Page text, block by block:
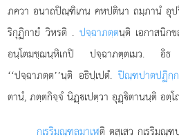
ภควา อนาถปิณฺฑิเกน คหปตินา ถมฺภานํ อุป
ริกุฏิกายํ วิหรติ . ปจฺฉาภตฺตนฺติ เอกาสนิก
อนฺโตมชฺฌนฺหิเกปิ ปจฺฉาภตฺตเมว.
‘‘ปจฺฉาภตฺต’’นฺติ อธิปฺเปตํ. ปิณฺฑปาตปฏิกฺ
ตานํ, ภตฺตกิจฺจํ นิฏฺเปตฺวา อุฏฺิตานนฺติ อตฺโ
กเรริมณฺฑลมาเฬติ ตสฺเสว กเรริมณฺ